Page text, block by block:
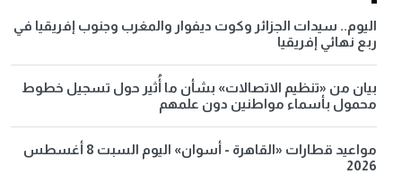
اليوم.. سيدات الجزائر وكوت ديفوار والمغرب وجنوب إفريقيا في
ربع نهائي إفريقيا
بيان من «تنظيم الاتصالات» بشأن ما أُثير حول تسجيل خطوط
محمول بأسماء مواطنين دون علمهم
مواعيد قطارات «القاهرة - أسوان» اليوم السبت 8 أغسطس
2026